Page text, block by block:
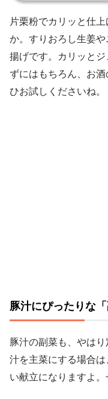
片栗粉でカリッと仕
か。すりおろし生姜
揚げです。カリッと
ずにはもちろん、お
ひお試しくださいね。
豚汁にぴったりな「
豚汁の副菜も、やは
汁を主菜にする場合
い献立になりますよ。